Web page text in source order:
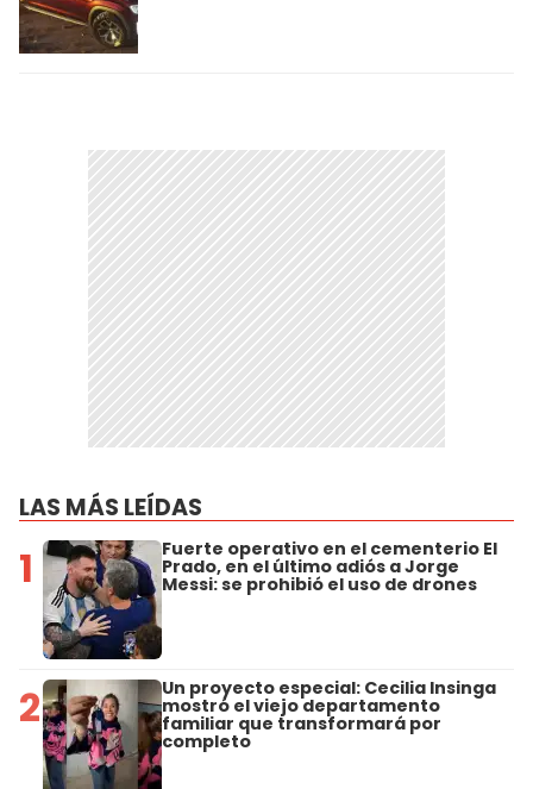
LAS MÁS LEÍDAS
1 Fuerte operativo en el cementerio El
Prado, en el último adiós a Jorge
Messi: se prohibió el uso de drones
2 Un proyecto especial: Cecilia Insinga
mostró el viejo departamento
familiar que transformará por
completo